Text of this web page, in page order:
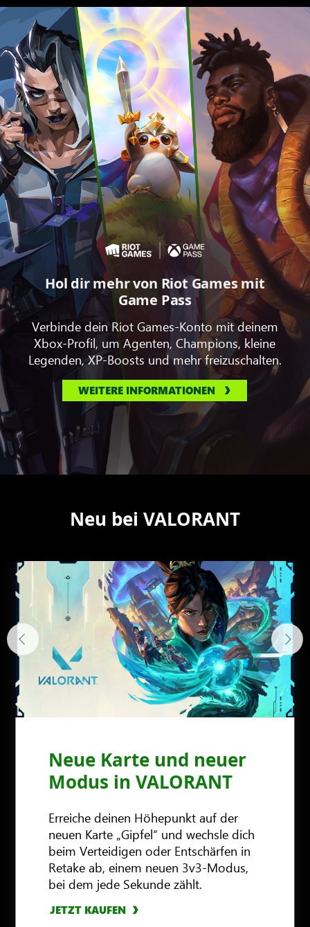
Hol dir mehr von Riot Games mit
Game Pass
Verbinde dein Riot Games-Konto mit deinem
Xbox-Profil, um Agenten, Champions, kleine
Legenden, XP-Boosts und mehr freizuschalten.
WEITERE INFORMATIONEN
Neu bei VALORANT
Neue Karte und neuer
Modus in VALORANT
Erreiche deinen Höhepunkt auf der
neuen Karte „Gipfel“ und wechsle dich
beim Verteidigen oder Entschärfen in
Retake ab, einem neuen 3v3-Modus,
bei dem jede Sekunde zählt.
JETZT KAUFEN